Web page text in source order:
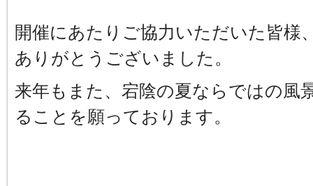
開催にあたりご協力いただいた皆様
ありがとうございました。
来年もまた、宕陰の夏ならではの風
ることを願っております。